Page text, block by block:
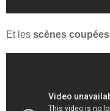
Et les scènes coupées